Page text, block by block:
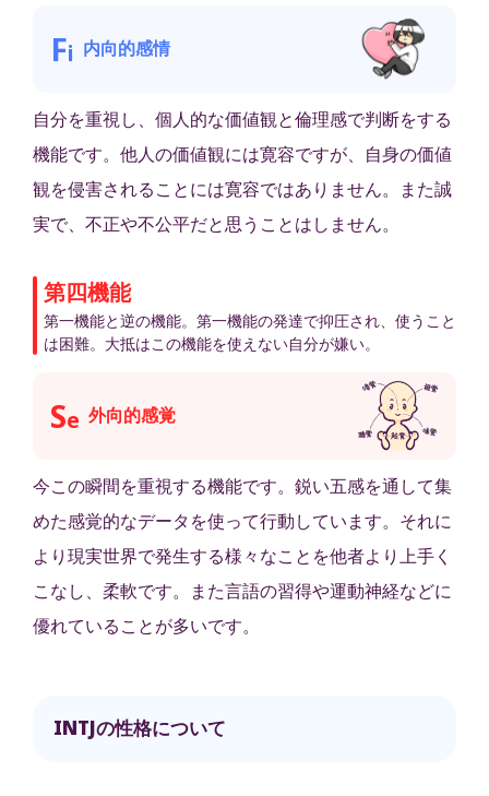
Fi 内向的感情
自分を重視し、個人的な価値観と倫理感で判断をする
機能です。他人の価値観には寛容ですが、自身の価値
観を侵害されることには寛容ではありません。また誠
実で、不正や不公平だと思うことはしません。
第四機能
第一機能と逆の機能。第一機能の発達で抑圧され、使うこと
は困難。大抵はこの機能を使えない自分が嫌い。
Se 外向的感覚
今この瞬間を重視する機能です。鋭い五感を通して集
めた感覚的なデータを使って行動しています。それに
より現実世界で発生する様々なことを他者より上手く
こなし、柔軟です。また言語の習得や運動神経などに
優れていることが多いです。
INTJの性格について